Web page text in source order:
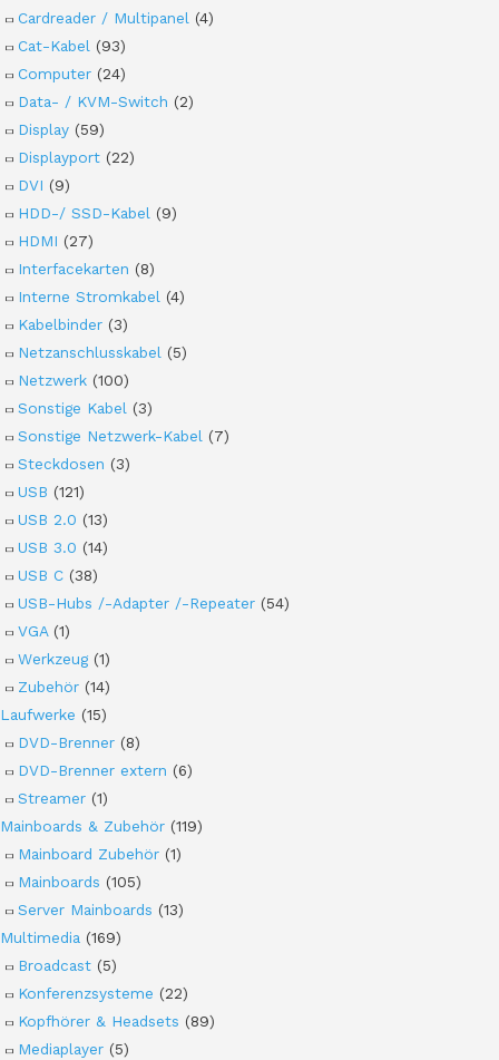
Cardreader / Multipanel (4)
Cat-Kabel (93)
Computer (24)
Data- / KVM-Switch (2)
Display (59)
Displayport (22)
DVI (9)
HDD-/ SSD-Kabel (9)
HDMI (27)
Interfacekarten (8)
Interne Stromkabel (4)
Kabelbinder (3)
Netzanschlusskabel (5)
Netzwerk (100)
Sonstige Kabel (3)
Sonstige Netzwerk-Kabel (7)
Steckdosen (3)
USB (121)
USB 2.0 (13)
USB 3.0 (14)
USB C (38)
USB-Hubs /-Adapter /-Repeater (54)
VGA (1)
Werkzeug (1)
Zubehör (14)
Laufwerke (15)
DVD-Brenner (8)
DVD-Brenner extern (6)
Streamer (1)
Mainboards & Zubehör (119)
Mainboard Zubehör (1)
Mainboards (105)
Server Mainboards (13)
Multimedia (169)
Broadcast (5)
Konferenzsysteme (22)
Kopfhörer & Headsets (89)
Mediaplayer (5)